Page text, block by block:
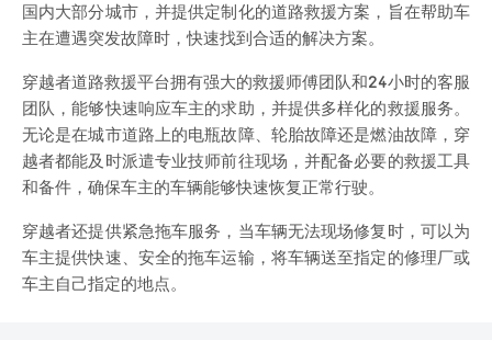
国内大部分城市，并提供定制化的道路救援方案，旨在帮助车
主在遭遇突发故障时，快速找到合适的解决方案。
穿越者道路救援平台拥有强大的救援师傅团队和24小时的客服
团队，能够快速响应车主的求助，并提供多样化的救援服务。
无论是在城市道路上的电瓶故障、轮胎故障还是燃油故障，穿
越者都能及时派遣专业技师前往现场，并配备必要的救援工具
和备件，确保车主的车辆能够快速恢复正常行驶。
穿越者还提供紧急拖车服务，当车辆无法现场修复时，可以为
车主提供快速、安全的拖车运输，将车辆送至指定的修理厂或
车主自己指定的地点。